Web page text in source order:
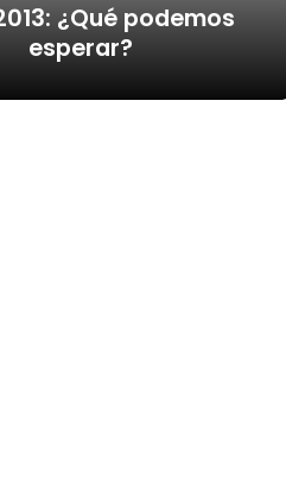
¿Qué podemos
esperar?